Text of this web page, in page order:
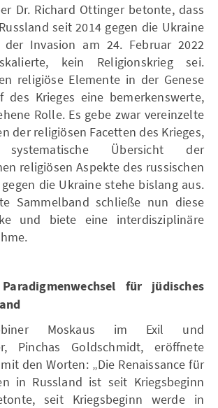
Dr. Richard Ottinger betonte, dass
seit 2014 gegen die Ukraine
Invasion am 24. Februar 2022
kein Religionskrieg sei.
religiöse Elemente in der Genese
des Krieges eine bemerkenswerte,
Rolle. Es gebe zwar vereinzelte
der religiösen Facetten des Krieges,
Übersicht der
religiösen Aspekte des russischen
die Ukraine stehe bislang aus.
Sammelband schließe nun diese
und biete eine interdisziplinäre
für jüdisches
Moskaus im Exil und
Pinchas Goldschmidt, eröffnete
den Worten: „Die Renaissance für
in Russland ist seit Kriegsbeginn
seit Kriegsbeginn werde in